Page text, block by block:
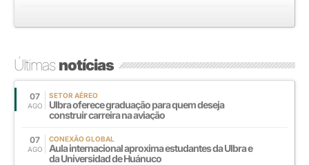
Últimasnotícias
07
AGO
SETOR AÉREO
Ulbra oferece graduação para quem deseja
construir carreira na aviação
07
AGO
CONEXÃO GLOBAL
Aula internacional aproxima estudantes da Ulbra e
da Universidad de Huánuco